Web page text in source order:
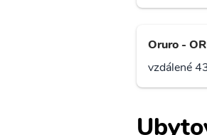
Oruro -
vzdálené